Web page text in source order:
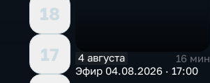
18
17
4 августа
16 мин
Эфир 04.08.2026 · 17:00